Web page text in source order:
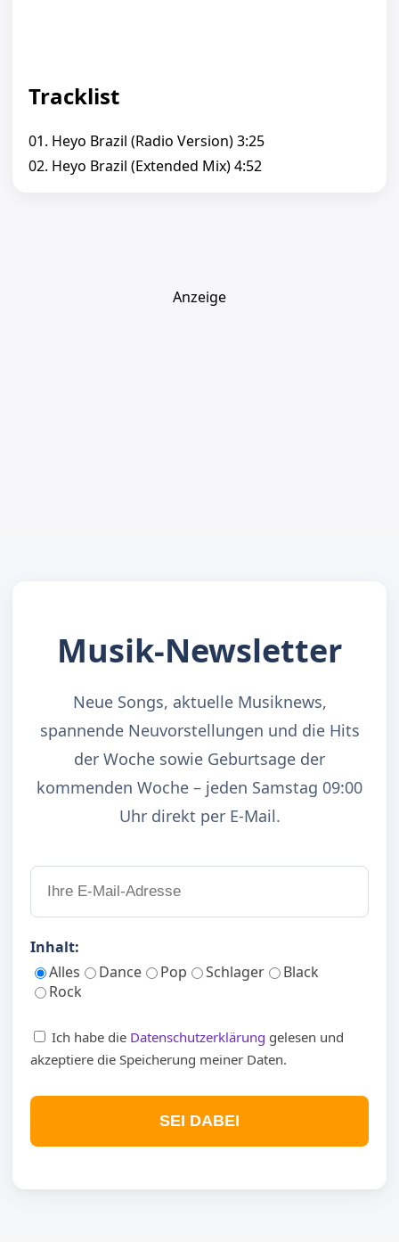
Tracklist
01. Heyo Brazil (Radio Version) 3:25
02. Heyo Brazil (Extended Mix) 4:52
Anzeige
Musik-Newsletter
Neue Songs, aktuelle Musiknews,
spannende Neuvorstellungen und die Hits
der Woche sowie Geburtsage der
kommenden Woche – jeden Samstag 09:00
Uhr direkt per E-Mail.
Inhalt:
Alles
Dance Pop Schlager
Black
Rock
Ich habe die Datenschutzerklärung gelesen und
akzeptiere die Speicherung meiner Daten.
SEI DABEI